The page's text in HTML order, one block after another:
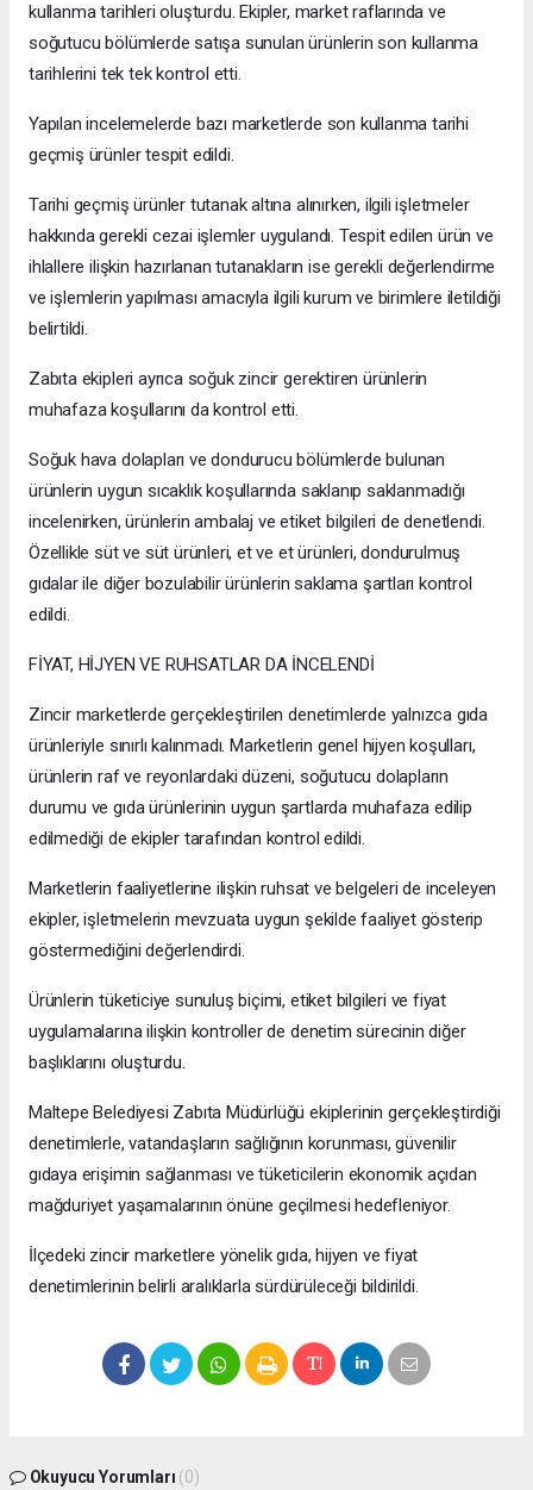
kullanma tarihleri oluşturdu. Ekipler, market raflarında ve
soğutucu bölümlerde satışa sunulan ürünlerin son kullanma
tarihlerini tek tek kontrol etti.
Yapılan incelemelerde bazı marketlerde son kullanma tarihi
geçmiş ürünler tespit edildi.
Tarihi geçmiş ürünler tutanak altına alınırken, ilgili işletmeler
hakkında gerekli cezai işlemler uygulandı. Tespit edilen ürün ve
ihlallere ilişkin hazırlanan tutanakların ise gerekli değerlendirme
ve işlemlerin yapılması amacıyla ilgili kurum ve birimlere iletildiği
belirtildi.
Zabıta ekipleri ayrıca soğuk zincir gerektiren ürünlerin
muhafaza koşullarını da kontrol etti.
Soğuk hava dolapları ve dondurucu bölümlerde bulunan
ürünlerin uygun sıcaklık koşullarında saklanıp saklanmadığı
incelenirken, ürünlerin ambalaj ve etiket bilgileri de denetlendi.
Özellikle süt ve süt ürünleri, et ve et ürünleri, dondurulmuş
gıdalar ile diğer bozulabilir ürünlerin saklama şartları kontrol
edildi.
FİYAT, HİJYEN VE RUHSATLAR DA İNCELENDİ
Zincir marketlerde gerçekleştirilen denetimlerde yalnızca gıda
ürünleriyle sınırlı kalınmadı. Marketlerin genel hijyen koşulları,
ürünlerin raf ve reyonlardaki düzeni, soğutucu dolapların
durumu ve gıda ürünlerinin uygun şartlarda muhafaza edilip
edilmediği de ekipler tarafından kontrol edildi.
Marketlerin faaliyetlerine ilişkin ruhsat ve belgeleri de inceleyen
ekipler, işletmelerin mevzuata uygun şekilde faaliyet gösterip
göstermediğini değerlendirdi.
Ürünlerin tüketiciye sunuluş biçimi, etiket bilgileri ve fiyat
uygulamalarına ilişkin kontroller de denetim sürecinin diğer
başlıklarını oluşturdu.
Maltepe Belediyesi Zabıta Müdürlüğü ekiplerinin gerçekleştirdiği
denetimlerle, vatandaşların sağlığının korunması, güvenilir
gıdaya erişimin sağlanması ve tüketicilerin ekonomik açıdan
mağduriyet yaşamalarının önüne geçilmesi hedefleniyor.
İlçedeki zincir marketlere yönelik gıda, hijyen ve fiyat
denetimlerinin belirli aralıklarla sürdürüleceği bildirildi.
Okuyucu Yorumları (0)